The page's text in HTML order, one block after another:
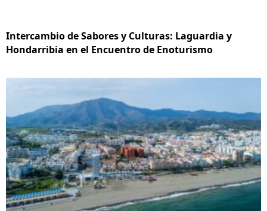
Intercambio de Sabores y Culturas: Laguardia y
Hondarribia en el Encuentro de Enoturismo